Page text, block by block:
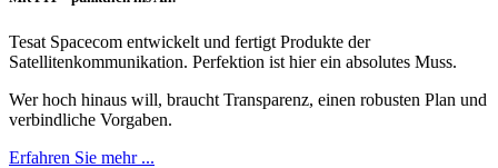
Tesat Spacecom entwickelt und fertigt Produkte der
Satellitenkommunikation. Perfektion ist hier ein absolutes Muss.
Wer hoch hinaus will, braucht Transparenz, einen robusten Plan und
verbindliche Vorgaben.
Erfahren Sie mehr ...